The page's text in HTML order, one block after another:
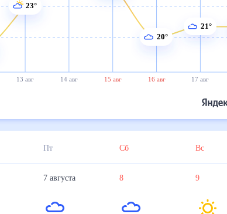
13 авг 14 авг 15 авг 16 авг 17 авг
23°
20°
21°
Пт Сб Вс
7 августа 8 9